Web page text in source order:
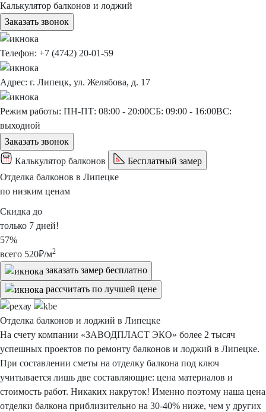
Калькулятор балконов и лоджий
Заказать звонок
Телефон: +7 (4742) 20-01-59
Адрес: г. Липецк, ул. Желябова, д. 17
Режим работы: ПН-ПТ: 08:00 - 20:00СБ: 09:00 - 16:00ВС:
выходной
Заказать звонок
Калькулятор балконов
Бесплатный замер
Отделка балконов в Липецке
по низким ценам
Скидка до
только 7 дней!
57%
всего 520₽/м2
заказать замер бесплатно
рассчитать по лучшей цене
Отделка балконов и лоджий в Липецке
На счету компании «ЗАВОДПЛАСТ ЭКО» более 2 тысяч
успешных проектов по ремонту балконов и лоджий в Липецке.
При составлении сметы на отделку балкона под ключ
учитывается лишь две составляющие: цена материалов и
стоимость работ. Никаких накруток! Именно поэтому наша цена
отделки балкона приблизительно на 30-40% ниже, чем у других